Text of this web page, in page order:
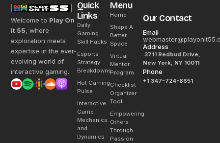
Welcome to Play On
It 55, where
exploration meets
expertise in the ever-
evolving world of
interactive gaming.
Quick
Links
Daily
Gaming
Skill Hacks
Esports
Strategy
Breakdowns
Hot Gaming
Pulse
Interactive
Game
Mechanics
and
Dynamics
Menu
Home
Shape A
Better
Space
Virtual
Mentor
Program
Checklist
Organizer
Tool
Empowering
Others
Through
Passion
Our Contact
Email
Address
3711 Redbud Drive,
New York, NY 10011
Phone
+1 347-724-8651